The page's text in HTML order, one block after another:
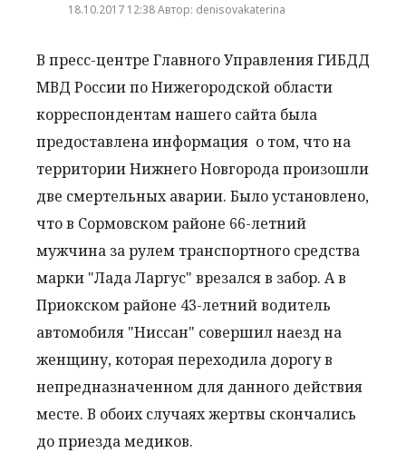
18.10.2017 12:38 Автор: denisovakaterina
В пресс-центре ГлавногоУправленияГИБДД
МВД РоссиипоНижегородской области
корреспондентамнашего сайта была
предоставленаинформация о том,чтона
территорииНижнегоНовгородапроизошли
две смертельных аварии. Былоустановлено,
чтов Сормовскомрайоне 66-летний
мужчина зарулем транспортного средства
марки "ЛадаЛаргус" врезалсяв забор. Ав
Приокскомрайоне 43-летнийводитель
автомобиля "Ниссан" совершилнаезд на
женщину,котораяпереходила дорогув
непредназначенном для данного действия
месте. В обоих случаяхжертвы скончались
доприездамедиков.